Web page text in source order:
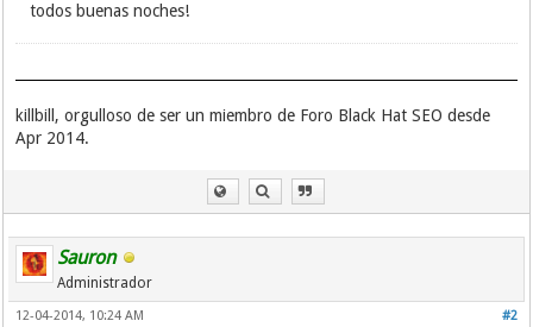
todos buenas noches!
killbill, orgulloso de ser un miembro de Foro Black Hat SEO desde
Apr 2014.
Sauron
Administrador
#2
12-04-2014, 10:24 AM